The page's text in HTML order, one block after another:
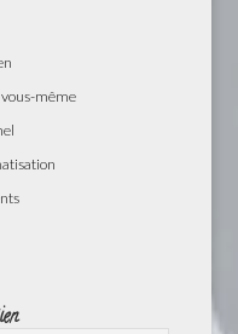
même